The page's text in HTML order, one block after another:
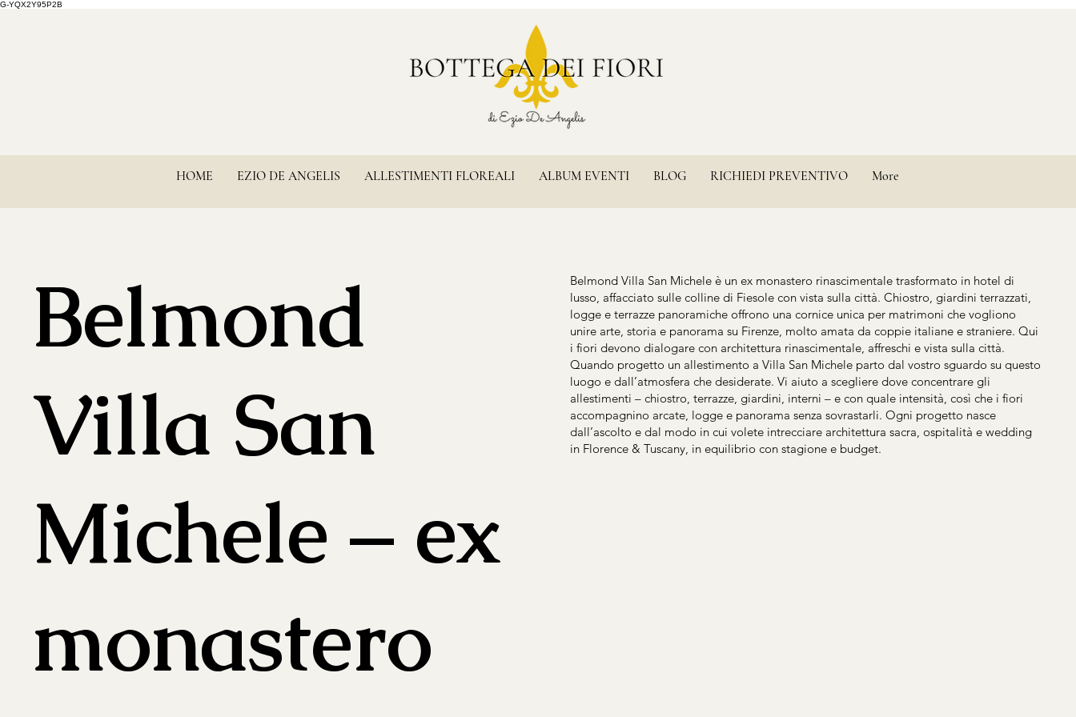
G-YQX2Y95P2B
HOME EZIO DE ANGELIS ALLESTIMENTI FLOREALI ALBUM EVENTI BLOG RICHIEDI PREVENTIVO More
Belmond
Villa San
Michele – ex
monastero
Belmond Villa San Michele è un ex monastero rinascimentale trasformato in hotel di
lusso, affacciato sulle colline di Fiesole con vista sulla città. Chiostro, giardini terrazzati,
logge e terrazze panoramiche offrono una cornice unica per matrimoni che vogliono
unire arte, storia e panorama su Firenze, molto amata da coppie italiane e straniere. Qui
i fiori devono dialogare con architettura rinascimentale, affreschi e vista sulla città.
Quando progetto un allestimento a Villa San Michele parto dal vostro sguardo su questo
luogo e dall’atmosfera che desiderate. Vi aiuto a scegliere dove concentrare gli
allestimenti – chiostro, terrazze, giardini, interni – e con quale intensità, così che i fiori
accompagnino arcate, logge e panorama senza sovrastarli. Ogni progetto nasce
dall’ascolto e dal modo in cui volete intrecciare architettura sacra, ospitalità e wedding
in Florence & Tuscany, in equilibrio con stagione e budget.